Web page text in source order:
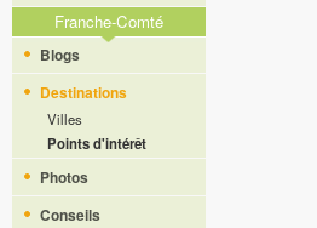
Franche-Comté
Blogs
Destinations
Villes
Points d'intérêt
Photos
Conseils